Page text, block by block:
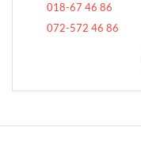
018-67 46 86
072-572 46 86